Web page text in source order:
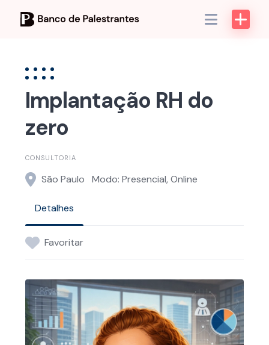
Implantação RH do
zero
CONSULTORIA
São Paulo Modo: Presencial, Online
Detalhes
Favoritar